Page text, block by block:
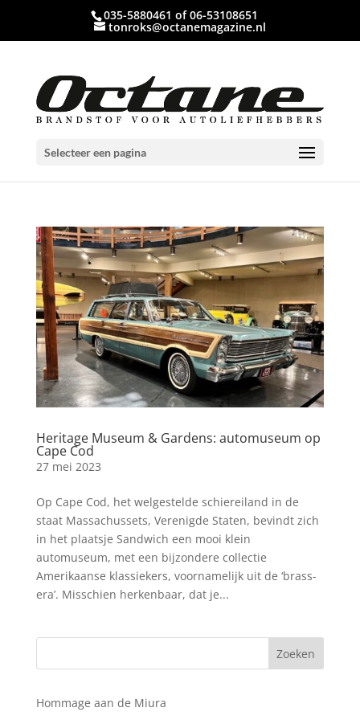
035-5880461 of 06-53108651
tonroks@octanemagazine.nl
Selecteer een pagina
Heritage Museum & Gardens: automuseum op
Cape Cod
27 mei 2023
Op Cape Cod, het welgestelde schiereiland in de
staat Massachussets, Verenigde Staten, bevindt zich
in het plaatsje Sandwich een mooi klein
automuseum, met een bijzondere collectie
Amerikaanse klassiekers, voornamelijk uit de ‘brass-
era’. Misschien herkenbaar, dat je...
Hommage aan de Miura